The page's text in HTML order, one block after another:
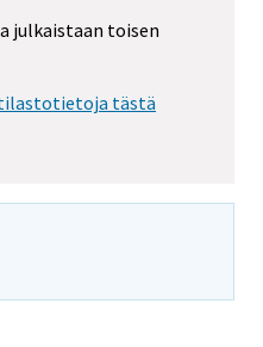
julkaistaan toisen
tilastotietoja tästä